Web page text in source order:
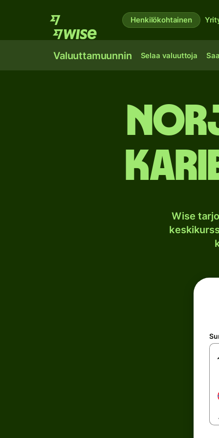
Henkilökohtainen
Valuuttamuunnin Selaa valuuttoja
Wise